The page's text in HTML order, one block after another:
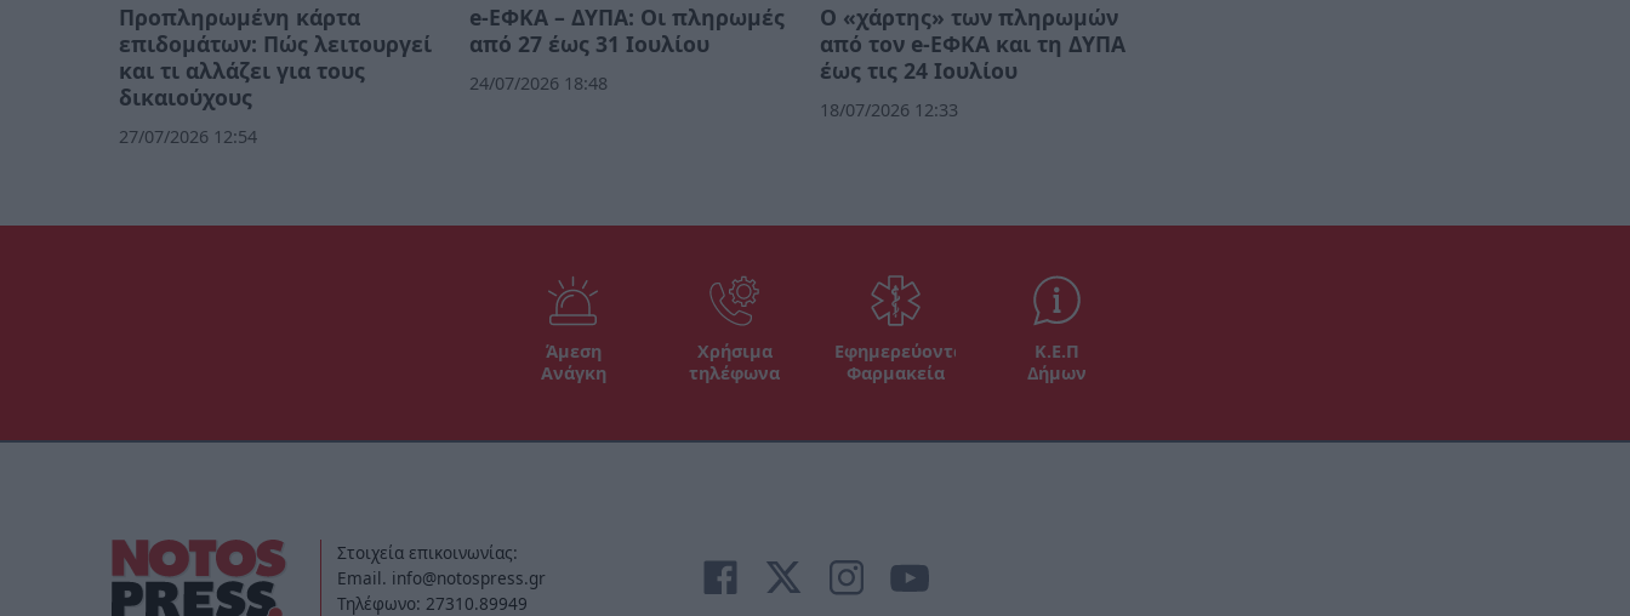
Προπληρωμένη κάρτα
επιδομάτων: Πώς λειτουργεί
και τι αλλάζει για τους
δικαιούχους
27/07/2026 12:54
e-ΕΦΚΑ – ΔΥΠΑ: Οι πληρωμές
από 27 έως 31 Ιουλίου
24/07/2026 18:48
Ο «χάρτης» των πληρωμών
από τον e-ΕΦΚΑ και τη ΔΥΠΑ
έως τις 24 Ιουλίου
18/07/2026 12:33
Άμεση
Ανάγκη
Χρήσιμα
τηλέφωνα
Εφημερεύοντα
Φαρμακεία
Κ.Ε.Π
Δήμων
Στοιχεία επικοινωνίας:
Email. info@notospress.gr
Τηλέφωνο: 27310.89949